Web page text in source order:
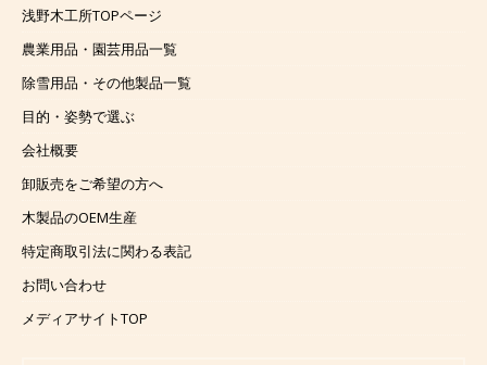
浅野木工所TOPページ
農業用品・園芸用品一覧
除雪用品・その他製品一覧
目的・姿勢で選ぶ
会社概要
卸販売をご希望の方へ
木製品のOEM生産
特定商取引法に関わる表記
お問い合わせ
メディアサイトTOP